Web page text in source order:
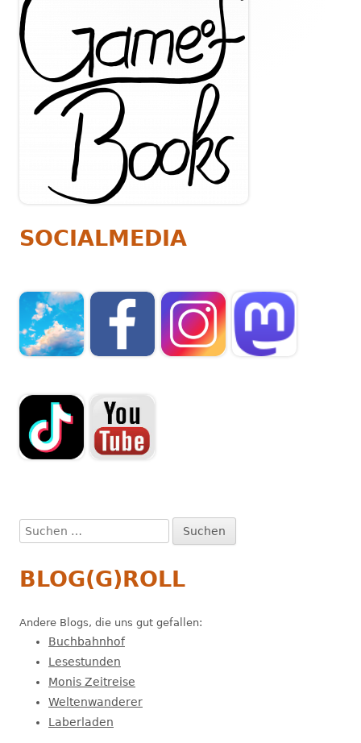
Seitenleiste
SOCIALMEDIA
Suchen
nach:
BLOG(G)ROLL
Andere Blogs, die uns gut gefallen:
Buchbahnhof
Lesestunden
Monis Zeitreise
Weltenwanderer
Laberladen